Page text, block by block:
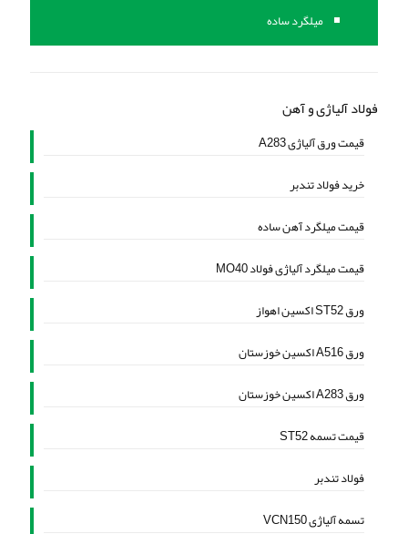
میلگرد ساده
فولاد آلیاژی و آهن
قیمت ورق آلیاژی A283
خرید فولاد تندبر
قیمت میلگرد آهن ساده
قیمت میلگرد آلیاژی فولاد MO40
ورق ST52 اکسین اهواز
ورق A516 اکسین خوزستان
ورق A283 اکسین خوزستان
قیمت تسمه ST52
فولاد تندبر
تسمه آلیاژی VCN150